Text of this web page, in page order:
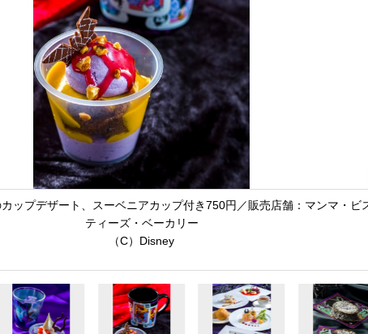
ップデザート、スーベニアカップ付き750円／販売店舗：マンマ・ビ
ティーズ・ベーカリー
（C）Disney